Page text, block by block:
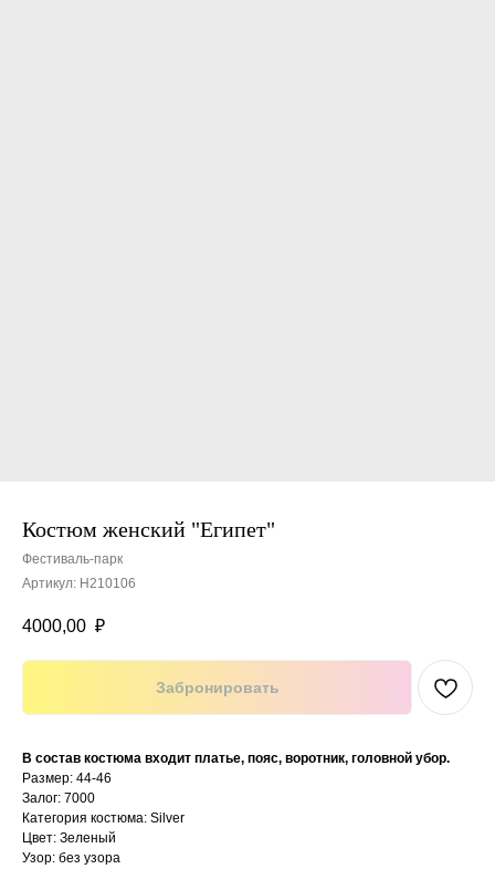
Костюм женский "Египет"
Фестиваль-парк
Артикул: Н210106
4000,00 ₽
Забронировать
В состав костюма входит платье, пояс, воротник, головной убор.
Размер: 44-46
Залог: 7000
Категория костюма: Silver
Цвет: Зеленый
Узор: без узора